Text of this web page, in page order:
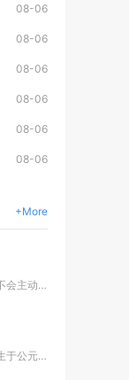
08-06
08-06
08-06
08-06
08-06
08-06
+More
帝王三国更换国家时，关押在基地内的俘虏不会主动逃跑，但叛国换...
帝王三国孙坚是巨蟹座。结合史料记载孙坚生于公元155年七月，...